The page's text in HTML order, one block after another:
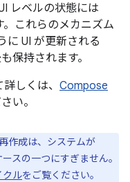
レベルの状態には
。これらのメカニズム
に UI が更新される
保持されます。
しくは、 Compose
い。
作成は、システムが
スの一つにすぎません。
クルをご覧ください。